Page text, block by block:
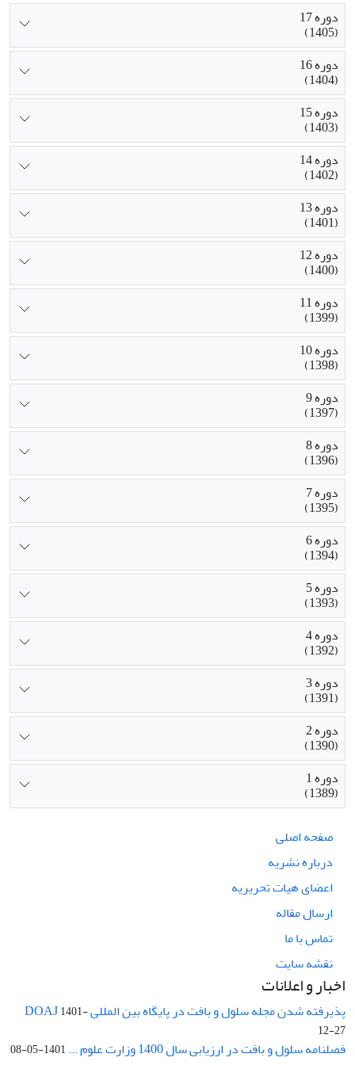
دوره 17
(1405)
دوره 16
(1404)
دوره 15
(1403)
دوره 14
(1402)
دوره 13
(1401)
دوره 12
(1400)
دوره 11
(1399)
دوره 10
(1398)
دوره 9
(1397)
دوره 8
(1396)
دوره 7
(1395)
دوره 6
(1394)
دوره 5
(1393)
دوره 4
(1392)
دوره 3
(1391)
دوره 2
(1390)
دوره 1
(1389)
صفحه اصلی
درباره نشریه
اعضای هیات تحریریه
ارسال مقاله
تماس با ما
نقشه سایت
اخبار و اعلانات
پذیرفته شدن مجله سلول و بافت در پایگاه بین المللی DOAJ1401-
12-27
فصلنامه سلول و بافت در ارزیابی سال 1400 وزارت علوم ... 1401-05-08